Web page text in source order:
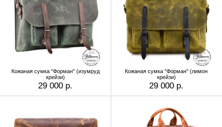
Кожаная сумка "Форман" (изумруд
крейзи)
29 000 р.
Кожаная сумка "Форман" (лимон
крейзи)
29 000 р.